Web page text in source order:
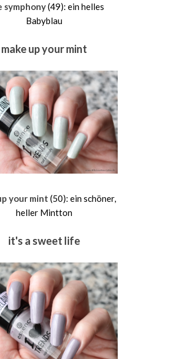
symphony(49): ein helles
Babyblau
make up your mint
your mint (50): ein schöner,
heller Mintton
it's a sweet life